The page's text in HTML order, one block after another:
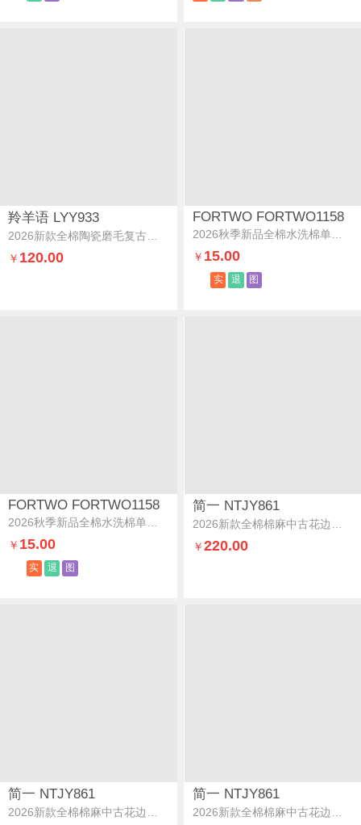
羚羊语 LYY933
￥ 120.00
FORTWO FORTWO1158
2026秋季新品全棉水洗棉单品系列-单枕套烘焙狗狗-粉右枕
￥ 15.00
实 退 图
FORTWO FORTWO1158
￥ 15.00
实 退 图
简一 NTJY861
￥ 220.00
简一 NTJY861 简一 NTJY861